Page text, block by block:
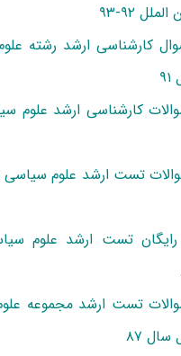
۹۲-۹۳
کارشناسی ارشد رشته
کارشناسی ارشد علوم
تست ارشد علوم سیاسی
تست ارشد علوم
تست ارشد مجموعه
۸۷